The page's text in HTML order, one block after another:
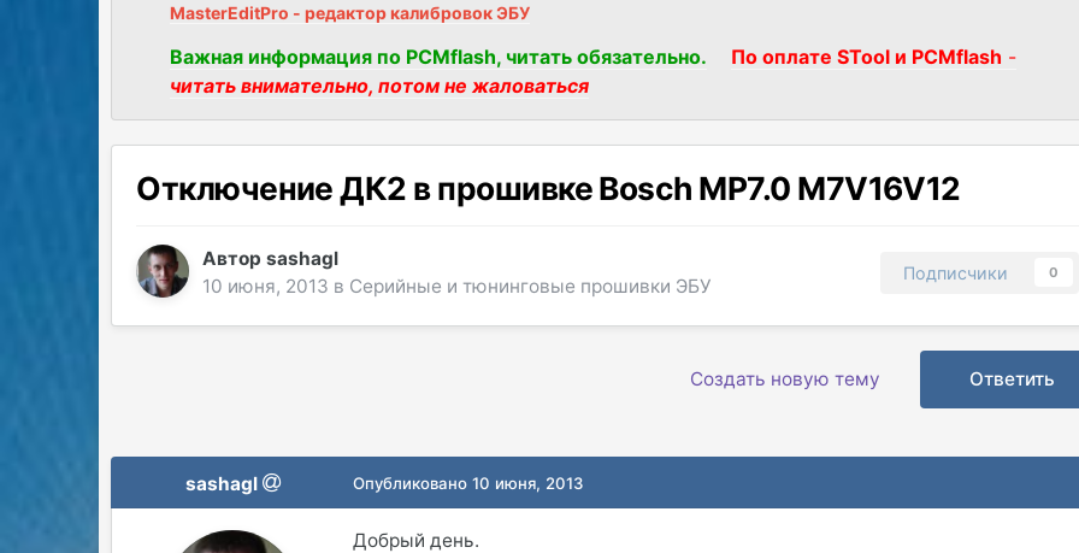
MasterEditPro - редактор калибровок ЭБУ
Важная информация по PCMflash, читать обязательно. По оплате STool и PCMflash -
читать внимательно, потом не жаловаться
Отключение ДК2 в прошивке Bosch MP7.0 M7V16V12
Авторsashagl
10 июня, 2013 в Серийные и тюнинговые прошивки ЭБУ
Подписчики 0
Ответить
Создать новую тему
sashagl Опубликовано10 июня, 2013
Добрый день.